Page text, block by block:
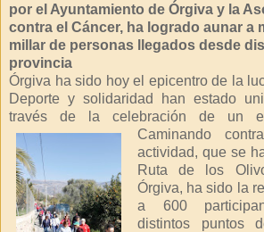
por el Ayuntamiento de Órgiva y la
contra el Cáncer, ha logrado aunar a
millar de personas llegados desde
provincia
Órgiva ha sido hoy el epicentro de la
Deporte y solidaridad han estado
través de la celebración de un
Caminando
actividad, que se
Ruta de los
Órgiva, ha sido la
a 600
distintos puntos